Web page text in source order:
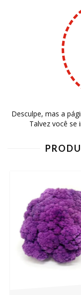
Desculpe, mas a
Talvez você se